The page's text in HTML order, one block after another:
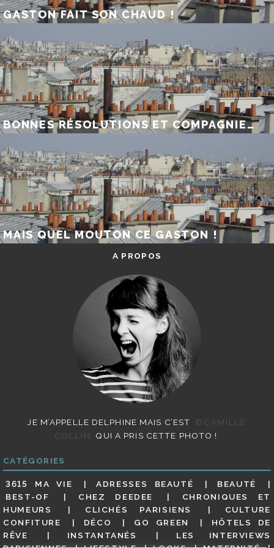
GASTON FAIT SON CHAUD !
BONNES RÉSOLUTIONS ET COMPAGNIE…
MAIS QUEL MOUTON CE GASTON !
A PROPOS
JE M’APPELLE DELPHINE MAIS C’EST
©CAMILLE
COLLIN
QUI A PRIS CETTE PHOTO !
CATÉGORIES
3615 MA VIE ADRESSES BEAUTÉ
BEAUTÉ
BEST-OF
CHEZ DEEDEE
CHRONIQUES ET
HUMEURS
CLICHÉS PARISIENS
CULTURE
CONFITURE
DÉCO GO GREEN
HÔTELS DE
RÊVE
INSTANTANÉS
LES INTERVIEWS